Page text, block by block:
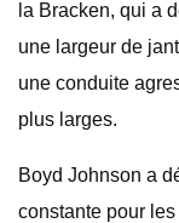
la Bracken, qui a
une largeur de
une conduite
plus larges.
Boyd Johnson a
constante pour